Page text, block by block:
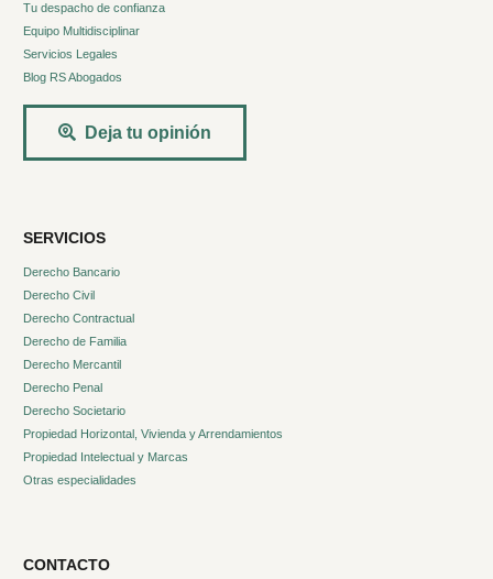
Tu despacho de confianza
Equipo Multidisciplinar
Servicios Legales
Blog RS Abogados
Deja tu opinión
SERVICIOS
Derecho Bancario
Derecho Civil
Derecho Contractual
Derecho de Familia
Derecho Mercantil
Derecho Penal
Derecho Societario
Propiedad Horizontal, Vivienda y Arrendamientos
Propiedad Intelectual y Marcas
Otras especialidades
CONTACTO